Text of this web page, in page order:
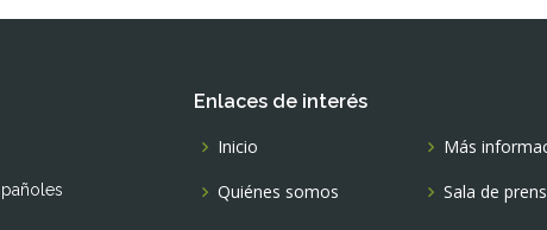
Enlaces de interés
Inicio
Quiénes somos
Más
Sala de